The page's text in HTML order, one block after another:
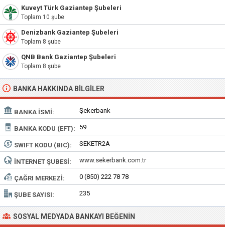
Kuveyt Türk Gaziantep Şubeleri
Toplam 10 şube
Denizbank Gaziantep Şubeleri
Toplam 8 şube
QNB Bank Gaziantep Şubeleri
Toplam 8 şube
BANKA HAKKINDA BILGILER
BANKA İSMI: Şekerbank
BANKA KODU (EFT): 59
SWIFT KODU (BIC): SEKETR2A
İNTERNET ŞUBESI: www.sekerbank.com.tr
ÇAĞRI MERKEZI: 0 (850) 222 78 78
ŞUBE SAYISI: 235
SOSYAL MEDYADA BANKAYI BEĞENIN